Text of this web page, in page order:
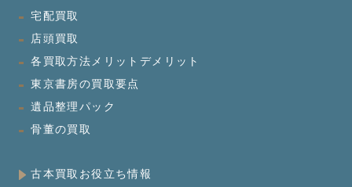
宅配買取
店頭買取
各買取方法メリットデメリット
東京書房の買取要点
遺品整理パック
骨董の買取
古本買取お役立ち情報